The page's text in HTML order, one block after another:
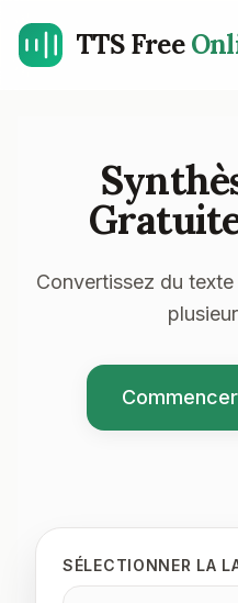
TTS Free
Convertissez du
SÉLECTIONNER LA